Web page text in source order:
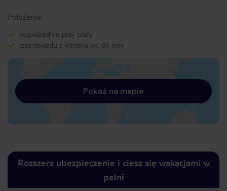
Położenie:
bezpośrednio przy plaży
czas dojazdu z lotniska ok. 80 min
Pokaż na mapie
Rozszerz ubezpieczenie i ciesz się wakacjami w
pełni